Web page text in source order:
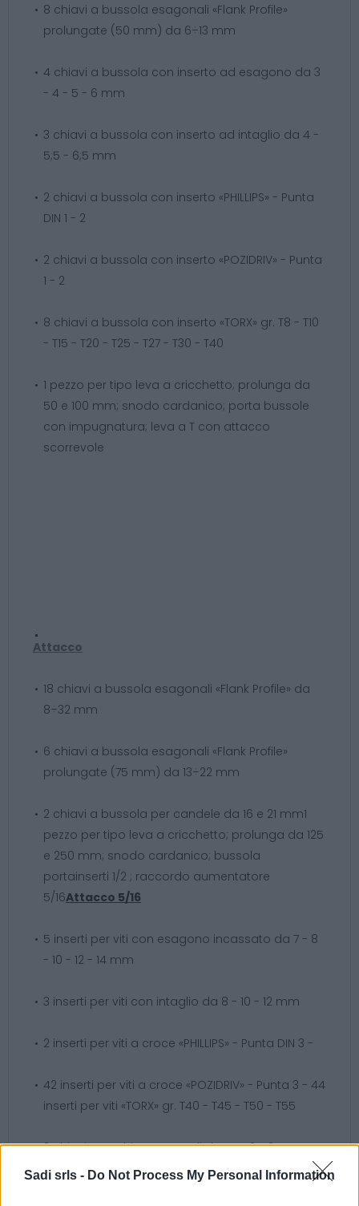
Sadi srls - Do Not Process My Personal Information
8 chiavi a bussola esagonali «Flank Profile»
prolungate (50 mm) da 6÷13 mm
4 chiavi a bussola con inserto ad esagono da 3
- 4 - 5 - 6 mm
3 chiavi a bussola con inserto ad intaglio da 4 -
5;5 - 6;5 mm
2 chiavi a bussola con inserto «PHILLIPS» - Punta
DIN 1 - 2
2 chiavi a bussola con inserto «POZIDRIV» - Punta
1 - 2
8 chiavi a bussola con inserto «TORX» gr. T8 - T10
- T15 - T20 - T25 - T27 - T30 - T40
1 pezzo per tipo leva a cricchetto; prolunga da
50 e 100 mm; snodo cardanico; porta bussole
con impugnatura; leva a T con attacco
scorrevole
Attacco
18 chiavi a bussola esagonali «Flank Profile» da
8÷32 mm
6 chiavi a bussola esagonali «Flank Profile»
prolungate (75 mm) da 13÷22 mm
2 chiavi a bussola per candele da 16 e 21 mm1
pezzo per tipo leva a cricchetto; prolunga da 125
e 250 mm; snodo cardanico; bussola
portainserti 1/2 ; raccordo aumentatore
5/16Attacco 5/16
5 inserti per viti con esagono incassato da 7 - 8
- 10 - 12 - 14 mm
3 inserti per viti con intaglio da 8 - 10 - 12 mm
2 inserti per viti a croce «PHILLIPS» - Punta DIN 3 -
42 inserti per viti a croce «POZIDRIV» - Punta 3 - 44
inserti per viti «TORX» gr. T40 - T45 - T50 - T55
3 chiavi maschio esagonali da 1;5 - 2 - 2;5 mm